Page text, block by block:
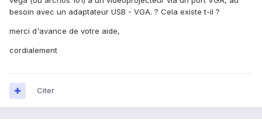
besoin avec un adaptateur USB - VGA. ? Cela existe t-il ?
merci d'avance de votre aide,
cordialement
Citer